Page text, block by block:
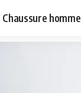
Chaussure homme